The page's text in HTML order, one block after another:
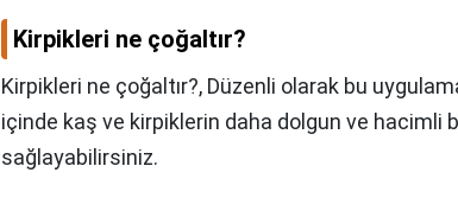
Kirpikleri ne çoğaltır?
Kirpikleri ne çoğaltır?, Düzenli olarak bu
içinde kaş ve kirpiklerin daha dolgun ve hacimli
sağlayabilirsiniz.